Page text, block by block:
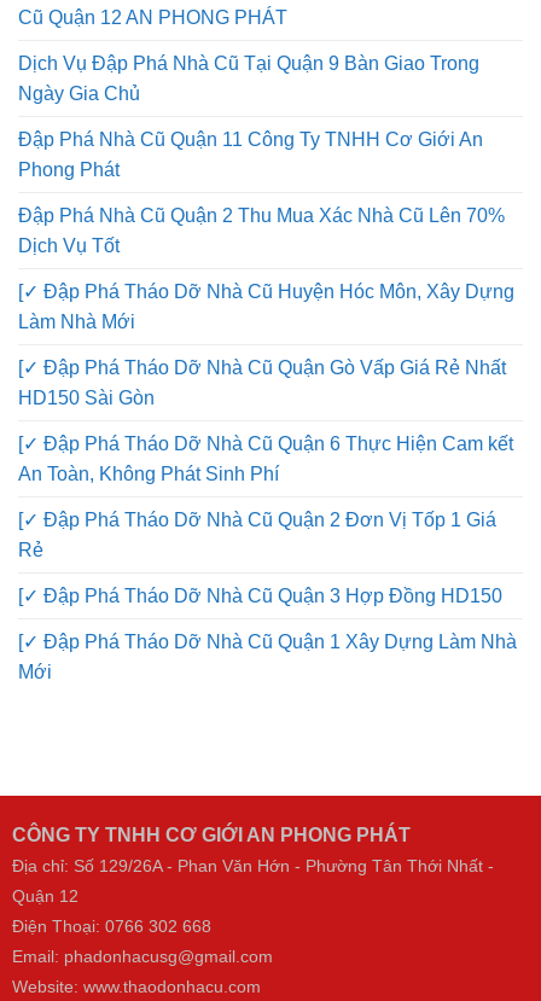
Cũ Quận 12 AN PHONG PHÁT
Dịch Vụ Đập Phá Nhà Cũ Tại Quận 9 Bàn Giao Trong
Ngày Gia Chủ
Đập Phá Nhà Cũ Quận 11 Công Ty TNHH Cơ Giới An
Phong Phát
Đập Phá Nhà Cũ Quận 2 Thu Mua Xác Nhà Cũ Lên 70%
Dịch Vụ Tốt
[✓ Đập Phá Tháo Dỡ Nhà Cũ Huyện Hóc Môn, Xây Dựng
Làm Nhà Mới
[✓ Đập Phá Tháo Dỡ Nhà Cũ Quận Gò Vấp Giá Rẻ Nhất
HD150 Sài Gòn
[✓ Đập Phá Tháo Dỡ Nhà Cũ Quận 6 Thực Hiện Cam kết
An Toàn, Không Phát Sinh Phí
[✓ Đập Phá Tháo Dỡ Nhà Cũ Quận 2 Đơn Vị Tốp 1 Giá
Rẻ
[✓ Đập Phá Tháo Dỡ Nhà Cũ Quận 3 Hợp Đồng HD150
[✓ Đập Phá Tháo Dỡ Nhà Cũ Quận 1 Xây Dựng Làm Nhà
Mới
CÔNG TY TNHH CƠ GIỚI AN PHONG PHÁT
Địa chỉ: Số 129/26A - Phan Văn Hớn - Phường Tân Thới Nhất -
Quận 12
Điện Thoại: 0766 302 668
Email: phadonhacusg@gmail.com
Website: www.thaodonhacu.com